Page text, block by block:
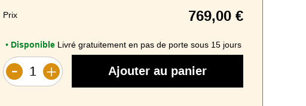
Prix 769,00 €
•Disponible Livré gratuitement en pas de porte sous 15 jours
Ajouter au panier